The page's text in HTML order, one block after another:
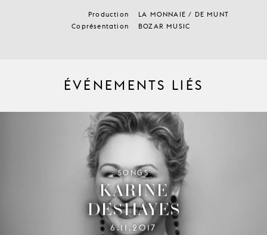
Production
LA MONNAIE / DE MUNT
Coprésentation
BOZAR MUSIC
ÉVÉNEMENTS LIÉS
SONGS
KARINE
DESHAYES
6.11.2017